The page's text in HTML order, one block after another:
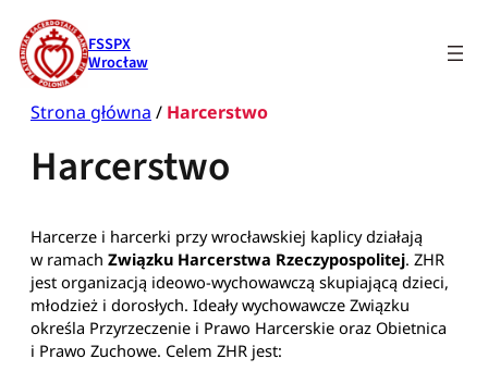
Przejdź
do
treści
FSSPX
Wrocław
Strona główna/Harcerstwo
Harcerstwo
Harcerze i harcerki przy wrocławskiej kaplicy działają
w ramachZwiązku Harcerstwa Rzeczypospolitej. ZHR
jest organizacją ideowo-wychowawczą skupiającą dzieci,
młodzież i dorosłych. Ideały wychowawcze Związku
określa Przyrzeczenie i Prawo Harcerskie oraz Obietnica
i Prawo Zuchowe. Celem ZHR jest: